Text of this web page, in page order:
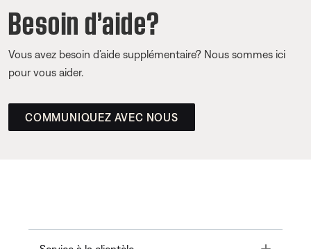
Besoin d’aide?
Vous avez besoin d’aide supplémentaire? Nous sommes ici
pour vous aider.
COMMUNIQUEZ AVEC NOUS